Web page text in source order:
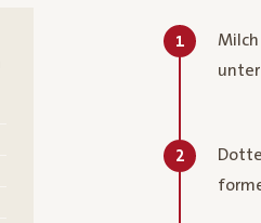
1
unter
2